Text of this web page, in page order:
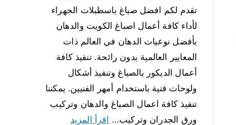
تقدم لكم افضل صباغ باسطبلات الجهراء
لأداء كافة أعمال اصباغ الكويت والدهان
بأفضل نوعيات الدهان في العالم ذات
المعايير العالمية بدون رائحة. تنفيذ كافة
أعمال الديكور بالصباغ وتنفيذ أشكال
ولوحات فنية باستخدام أمهر الفنيين. يمكننا
تنفيذ كافة اعمال الصباغ والدهان وتركيب
ورق الجدران وتركيب… اقرأ المزيد